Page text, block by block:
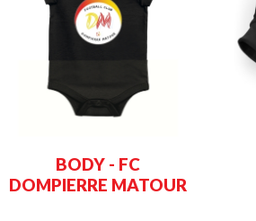
BODY - FC
DOMPIERRE MATOUR